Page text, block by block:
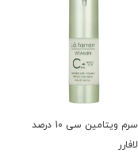
سرم ویتامین سی 10 درصد
لافارر